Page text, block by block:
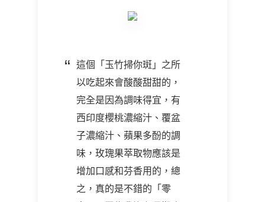
這個「玉竹掃你斑」之所
以吃起來會酸酸甜甜的，
完全是因為調味得宜，有
西印度櫻桃濃縮汁、覆盆
子濃縮汁、蘋果多酚的調
味，玫瑰果萃取物應該是
增加口感和芬香用的，總
之，真的是不錯的「零